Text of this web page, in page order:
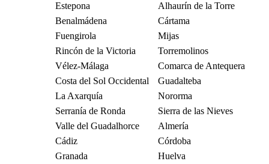
Estepona
Alhaurín de la Torre
Benalmádena
Cártama
Fuengirola
Mijas
Rincón de la Victoria
Torremolinos
Vélez-Málaga
Comarca de Antequera
Costa del Sol Occidental
Guadalteba
La Axarquía
Nororma
Serranía de Ronda
Sierra de las Nieves
Valle del Guadalhorce
Almería
Cádiz
Córdoba
Granada
Huelva